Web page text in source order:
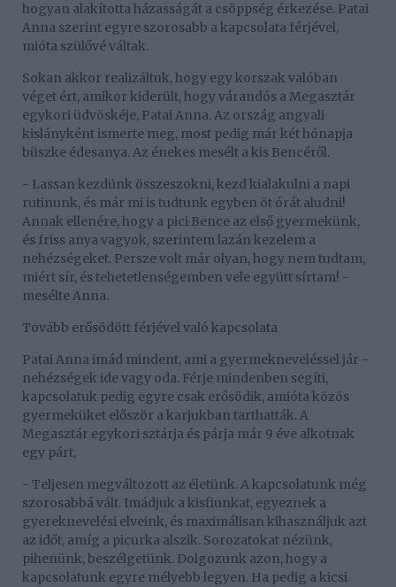
hogyan alakította házasságát a csöppség érkezése. Patai
Anna szerint egyre szorosabb a kapcsolata férjével,
mióta szülővé váltak.
Sokan akkor realizáltuk, hogy egy korszak valóban
véget ért, amikor kiderült, hogy várandós a Megasztár
egykori üdvöskéje, Patai Anna. Az ország angyali
kislányként ismerte meg, most pedig már két hónapja
büszke édesanya. Az énekes mesélt a kis Bencéről.
- Lassan kezdünk összeszokni, kezd kialakulni a napi
rutinunk, és már mi is tudtunk egyben öt órát aludni!
Annak ellenére, hogy a pici Bence az első gyermekünk,
és friss anya vagyok, szerintem lazán kezelem a
nehézségeket. Persze volt már olyan, hogy nem tudtam,
miért sír, és tehetetlenségemben vele együtt sírtam! -
mesélte Anna.
Tovább erősödött férjével való kapcsolata
Patai Anna imád mindent, ami a gyermekneveléssel jár -
nehézségek ide vagy oda. Férje mindenben segíti,
kapcsolatuk pedig egyre csak erősödik, amióta közös
gyermeküket először a karjukban tarthatták. A
Megasztár egykori sztárja és párja már 9 éve alkotnak
egy párt,
- Teljesen megváltozott az életünk. A kapcsolatunk még
szorosabbá vált. Imádjuk a kisfiunkat, egyeznek a
gyereknevelési elveink, és maximálisan kihasználjuk azt
az időt, amíg a picurka alszik. Sorozatokat nézünk,
pihenünk, beszélgetünk. Dolgozunk azon, hogy a
kapcsolatunk egyre mélyebb legyen. Ha pedig a kicsi